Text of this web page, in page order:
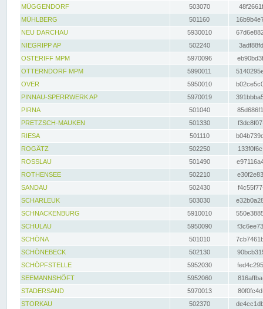
MÜGGENDORF
503070
MÜHLBERG
501160
NEU DARCHAU
5930010
NIEGRIPP AP
502240
OSTERIFF MPM
5970096
OTTERNDORF MPM
5990011
OVER
5950010
PINNAU-SPERRWERK AP
5970019
PIRNA
501040
PRETZSCH-MAUKEN
501330
RIESA
501110
ROGÄTZ
502250
ROSSLAU
501490
ROTHENSEE
502210
SANDAU
502430
SCHARLEUK
503030
SCHNACKENBURG
5910010
SCHULAU
5950090
SCHÖNA
501010
SCHÖNEBECK
502130
SCHÖPFSTELLE
5952030
SEEMANNSHÖFT
5952060
STADERSAND
5970013
STORKAU
502370